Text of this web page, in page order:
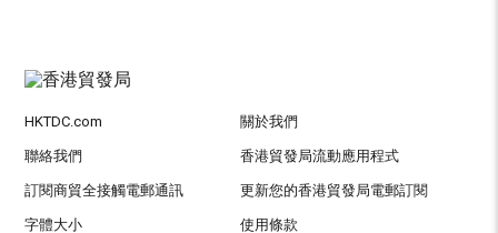
HKTDC.com 關於我們
聯絡我們 香港貿發局流動應用程式
訂閱商貿全接觸電郵通訊 更新您的香港貿發局電郵訂閱
字體大小 使用條款